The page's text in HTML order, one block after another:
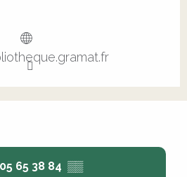
05 65 38 84 ▒▒